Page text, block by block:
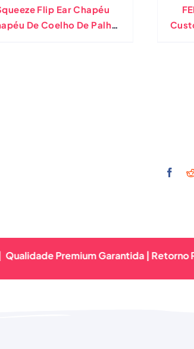
Flip Ear Chapéu
De Coelho De Palha
Premium Garantida | Retorno